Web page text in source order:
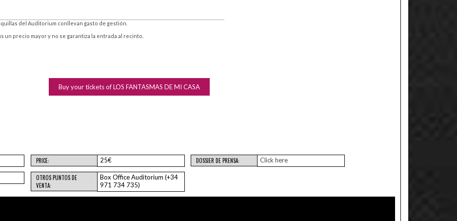
del Auditorium conllevan gasto de gestión.
un precio mayor y no se garantiza la entrada al recinto.
Buy your tickets of LOS FANTASMAS DE MI CASA
PRICE: 25€
OTROS PUNTOS DE
VENTA:
Box Office Auditorium (+34
971 734 735)
DOSSIER DE PRENSA: Click here